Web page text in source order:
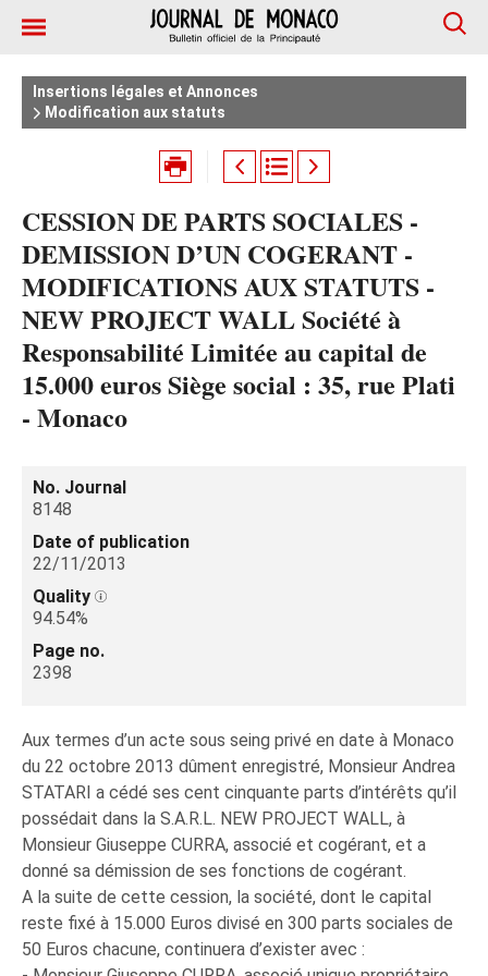
Insertions légales et Annonces
Modification aux statuts
CESSION DE PARTS SOCIALES -
DEMISSION D’UN COGERANT -
MODIFICATIONS AUX STATUTS -
NEW PROJECT WALL Société à
Responsabilité Limitée au capital de
15.000 euros Siège social : 35, rue Plati
- Monaco
No. Journal
8148
Date of publication
22/11/2013
Quality
94.54%
Page no.
2398
Aux termes d’un acte sous seing privé en date à Monaco
du 22 octobre 2013 dûment enregistré, Monsieur Andrea
STATARI a cédé ses cent cinquante parts d’intérêts qu’il
possédait dans la S.A.R.L. NEW PROJECT WALL, à
Monsieur Giuseppe CURRA, associé et cogérant, et a
donné sa démission de ses fonctions de cogérant.
A la suite de cette cession, la société, dont le capital
reste fixé à 15.000 Euros divisé en 300 parts sociales de
50 Euros chacune, continuera d’exister avec :